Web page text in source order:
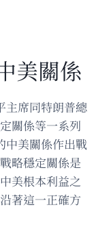
美關係
主席同特朗普總
關係等一系列
中美關係作出戰
略穩定關係是
美根本利益之
著這一正確方